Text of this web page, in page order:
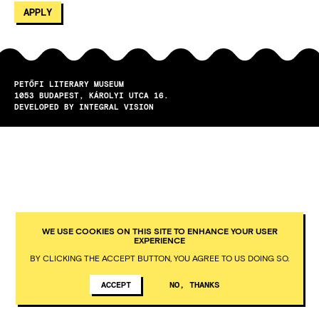
PETŐFI LITERARY MUSEUM
1053
BUDAPEST
KÁROLYI UTCA 16.
DEVELOPED BY INTEGRAL VISION
WE USE COOKIES ON THIS SITE TO ENHANCE YOUR USER
EXPERIENCE
BY CLICKING THE ACCEPT BUTTON, YOU AGREE TO US DOING SO.
ACCEPT NO, THANKS